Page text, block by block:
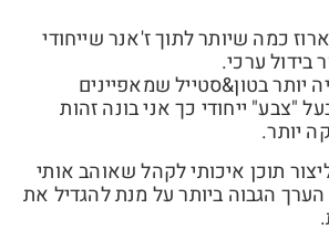
כמה שיותר לתוך ז'אנר שייחודי
בידול ערכי.
יותר בטון&סטייל שמאפיינים
"צבע" ייחודי כך אני בונה זהות
יותר.
תוכן איכותי לקהל שאוהב אותי
הגבוה ביותר על מנת להגדיל את